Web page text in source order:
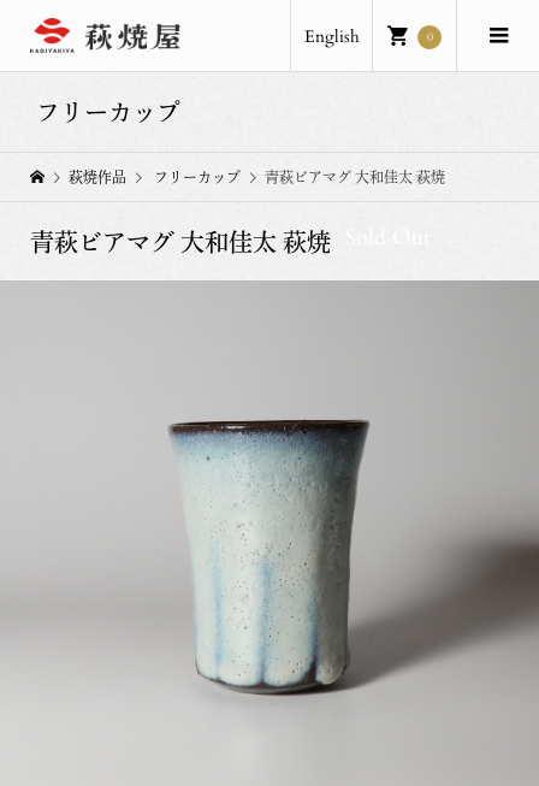
English 0
フリーカップ
萩焼作品 フリーカップ 青萩ビアマグ 大和佳太 萩焼
青萩ビアマグ 大和佳太 萩焼